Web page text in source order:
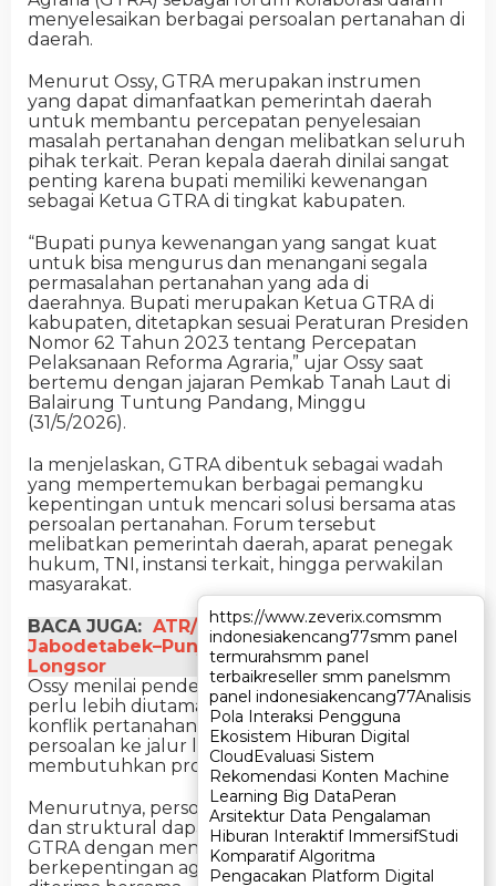
https://www.zeverix.comsmm
indonesiakencang77smm panel
termurahsmm panel
terbaikreseller smm panelsmm
panel indonesiakencang77Analisis
Pola Interaksi Pengguna
Ekosistem Hiburan Digital
CloudEvaluasi Sistem
Rekomendasi Konten Machine
Learning Big DataPeran
Arsitektur Data Pengalaman
Hiburan Interaktif ImmersifStudi
Komparatif Algoritma
Pengacakan Platform Digital
https://www.zeverix.comsmm
indonesiakencang77smm panel
termurahsmm panel
terbaikreseller smm panelsmm
panel indonesiakencang77Analisis
Pola Interaksi Pengguna
Ekosistem Hiburan Digital
CloudEvaluasi Sistem
Rekomendasi Konten Machine
Learning Big DataPeran
Arsitektur Data Pengalaman
Hiburan Interaktif ImmersifStudi
Komparatif Algoritma
Pengacakan Platform Digital
menyelesaikan berbagai persoalan pertanahan di
daerah.
Menurut Ossy, GTRA merupakan instrumen
yang dapat dimanfaatkan pemerintah daerah
untuk membantu percepatan penyelesaian
masalah pertanahan dengan melibatkan seluruh
pihak terkait. Peran kepala daerah dinilai sangat
penting karena bupati memiliki kewenangan
sebagai Ketua GTRA di tingkat kabupaten.
“Bupati punya kewenangan yang sangat kuat
untuk bisa mengurus dan menangani segala
permasalahan pertanahan yang ada di
daerahnya. Bupati merupakan Ketua GTRA di
kabupaten, ditetapkan sesuai Peraturan Presiden
Nomor 62 Tahun 2023 tentang Percepatan
Pelaksanaan Reforma Agraria,” ujar Ossy saat
bertemu dengan jajaran Pemkab Tanah Laut di
Balairung Tuntung Pandang, Minggu
(31/5/2026).
Ia menjelaskan, GTRA dibentuk sebagai wadah
yang mempertemukan berbagai pemangku
kepentingan untuk mencari solusi bersama atas
persoalan pertanahan. Forum tersebut
melibatkan pemerintah daerah, aparat penegak
hukum, TNI, instansi terkait, hingga perwakilan
masyarakat.
BACA JUGA: ATR/BPN Dorong Revisi RTR KSN
Jabodetabek–Punjur untuk Mitigasi Banjir dan
Longsor
Ossy menilai pendekatan dialog dan musyawarah
perlu lebih diutamakan dalam penyelesaian
konflik pertanahan dibandingkan membawa
persoalan ke jalur litigasi yang umumnya
membutuhkan proses panjang.
Menurutnya, persoalan yang bersifat sistemik
dan struktural dapat dibahas melalui mekanisme
GTRA dengan menghadirkan seluruh pihak yang
berkepentingan agar solusi yang dihasilkan dapat